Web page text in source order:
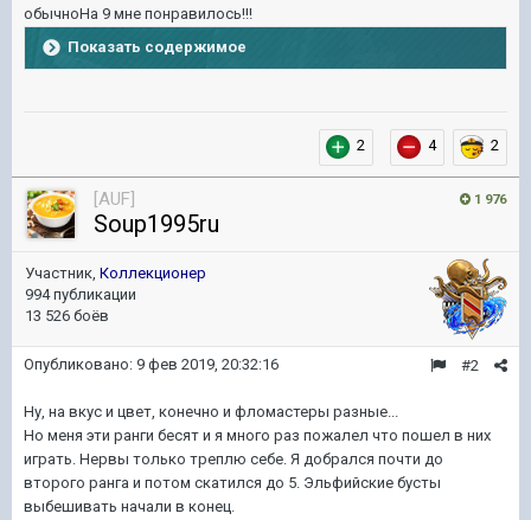
обычноНа 9 мне понравилось!!!
Показать содержимое
2 4 2
1 976
[AUF]
Soup1995ru
Участник, Коллекционер
994 публикации
13 526 боёв
#2
Опубликовано: 9 фев 2019, 20:32:16
Ну, на вкус и цвет, конечно и фломастеры разные...
Но меня эти ранги бесят и я много раз пожалел что пошел в них
играть. Нервы только треплю себе. Я добрался почти до
второго ранга и потом скатился до 5. Эльфийские бусты
выбешивать начали в конец.